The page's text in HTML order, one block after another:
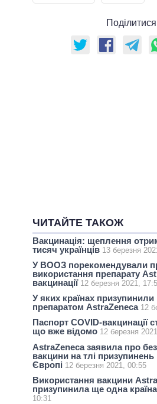
ЧИТАЙТЕ ТАКОЖ
Вакцинація: щеплення
тисяч українців 13 березня
У ВООЗ порекомендували
використання препарату
вакцинації 12 березня 2021,
У яких країнах
препаратом AstraZeneca 12
Паспорт COVID-вакцинації
що вже відомо 12 березня
AstraZeneca заявила про
вакцини на тлі призупинень
Європі 12 березня 2021, 00:55
Використання вакцини
призупинила ще одна країна
10:31